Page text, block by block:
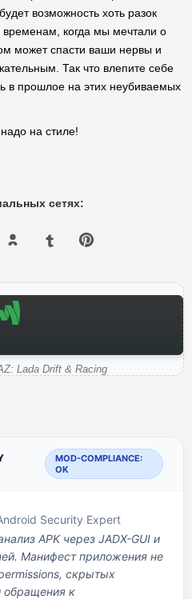
возможность хоть разок
временам, когда мы мечтали о
может спасти ваши нервы и
Так что влепите себе
в прошлое на этих неубиваемых
на стиле!
сетях:
Lada Drift & Racing
MOD-COMPLIANCE:
OK
Security Expert
APK через JADX-GUI и
Манифест приложения не
скрытых
обращения к